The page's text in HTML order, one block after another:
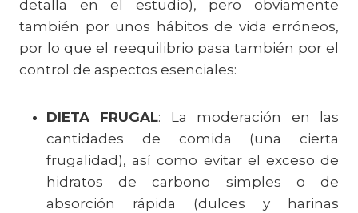
detalla en el estudio), pero obviamente
también por unos hábitos de vida erróneos,
por lo que el reequilibrio pasa también por el
control de aspectos esenciales:
DIETA FRUGAL: La moderación en las
cantidades de comida (una cierta
frugalidad), así como evitar el exceso de
hidratos de carbono simples o de
absorción rápida (dulces y harinas